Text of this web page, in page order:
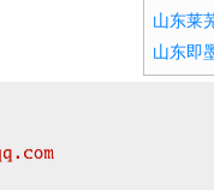
山东莱
山东即